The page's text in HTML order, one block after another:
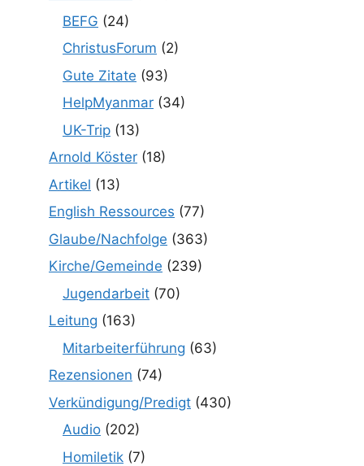
BEFG (24)
ChristusForum (2)
Gute Zitate (93)
HelpMyanmar (34)
UK-Trip (13)
Arnold Köster (18)
Artikel (13)
English Ressources (77)
Glaube/Nachfolge (363)
Kirche/Gemeinde (239)
Jugendarbeit (70)
Leitung (163)
Mitarbeiterführung (63)
Rezensionen (74)
Verkündigung/Predigt (430)
Audio (202)
Homiletik (7)